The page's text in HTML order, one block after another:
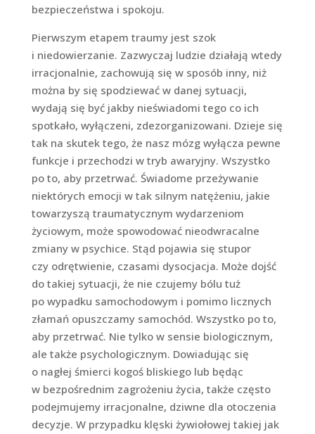
bezpieczeństwa i spokoju.
Pierwszym etapem traumy jest szok
i niedowierzanie. Zazwyczaj ludzie działają wtedy
irracjonalnie, zachowują się w sposób inny, niż
można by się spodziewać w danej sytuacji,
wydają się być jakby nieświadomi tego co ich
spotkało, wyłączeni, zdezorganizowani. Dzieje się
tak na skutek tego, że nasz mózg wyłącza pewne
funkcje i przechodzi w tryb awaryjny. Wszystko
po to, aby przetrwać. Świadome przeżywanie
niektórych emocji w tak silnym natężeniu, jakie
towarzyszą traumatycznym wydarzeniom
życiowym, może spowodować nieodwracalne
zmiany w psychice. Stąd pojawia się stupor
czy odrętwienie, czasami dysocjacja. Może dojść
do takiej sytuacji, że nie czujemy bólu tuż
po wypadku samochodowym i pomimo licznych
złamań opuszczamy samochód. Wszystko po to,
aby przetrwać. Nie tylko w sensie biologicznym,
ale także psychologicznym. Dowiadując się
o nagłej śmierci kogoś bliskiego lub będąc
w bezpośrednim zagrożeniu życia, także często
podejmujemy irracjonalne, dziwne dla otoczenia
decyzje. W przypadku klęski żywiołowej takiej jak